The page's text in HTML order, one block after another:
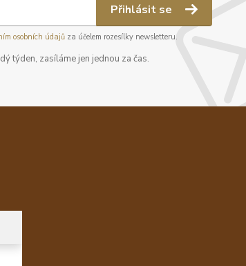
Přihlásit se
osobních údajůza účelem rozesílky newsletteru.
týden, zasíláme jen jednou za čas.